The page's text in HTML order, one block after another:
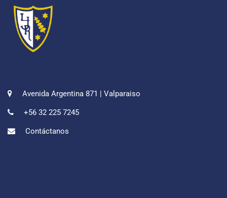
Avenida Argentina 871 | Valparaiso
+56 32 225 7245
Contáctanos